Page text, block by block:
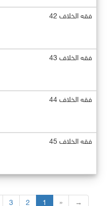
فقه الخلاف 42
فقه الخلاف 43
فقه الخلاف 44
فقه الخلاف 45
→
»
1
2
3